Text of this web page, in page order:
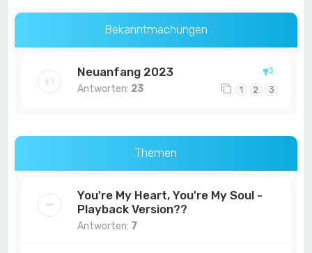
Bekanntmachungen
Neuanfang 2023
Antworten: 23 1 2 3
Themen
You're My Heart, You're My Soul -
Playback Version??
Antworten: 7